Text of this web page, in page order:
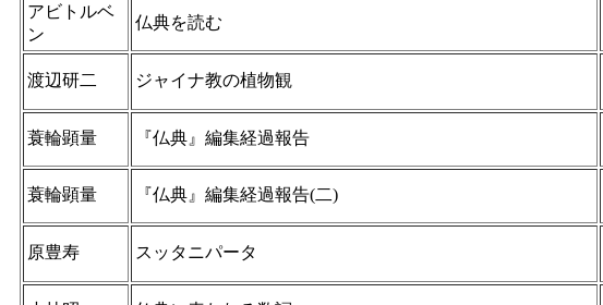
アビトルベ
ン
仏典を読む
渡辺研二 ジャイナ教の植物観
蓑輪顕量 『仏典』編集経過報告
蓑輪顕量 『仏典』編集経過報告(二)
原豊寿 スッタニパータ